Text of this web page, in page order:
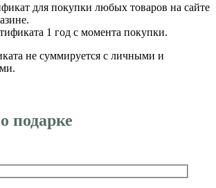
для покупки любых товаров на сайте
1 год с момента покупки.
не суммируется с личными и
подарке